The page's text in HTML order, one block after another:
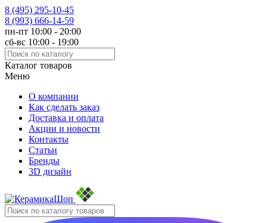
8 (495) 295-10-45
8 (993) 666-14-59
пн-пт 10:00 - 20:00
сб-вс 10:00 - 19:00
Каталог товаров
Меню
О компании
Как сделать заказ
Доставка и оплата
Акции и новости
Контакты
Статьи
Бренды
3D дизайн